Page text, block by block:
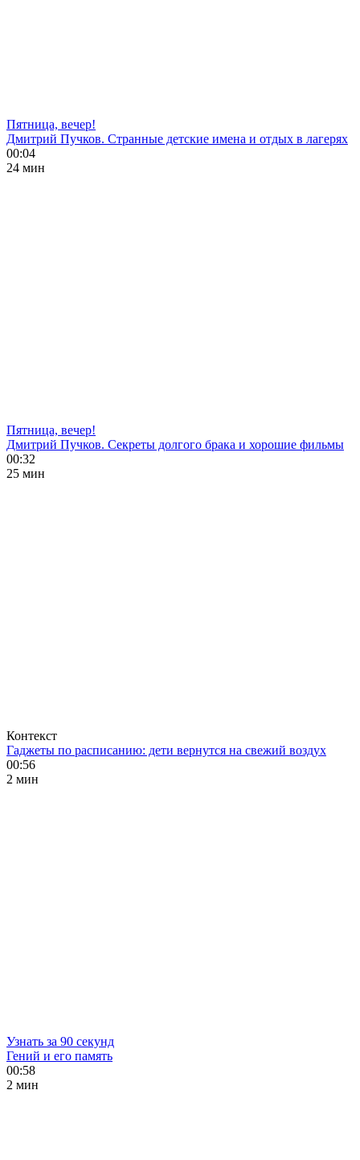
Пятница, вечер!
Дмитрий Пучков. Странные детские имена и отдых в лагерях
00:04
24 мин
Пятница, вечер!
Дмитрий Пучков. Секреты долгого брака и хорошие фильмы
00:32
25 мин
Контекст
Гаджеты по расписанию: дети вернутся на свежий воздух
00:56
2 мин
Узнать за 90 секунд
Гений и его память
00:58
2 мин